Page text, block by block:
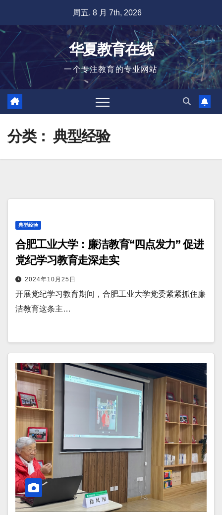
容
周五. 8 月 7th, 2026
华夏教育在线
一个专注教育的专业网站
分类： 典型经验
典型经验
合肥工业大学：廉洁教育“四点发力” 促进
党纪学习教育走深走实
2024年10月25日
开展党纪学习教育期间，合肥工业大学党委紧紧抓住廉
洁教育这条主…